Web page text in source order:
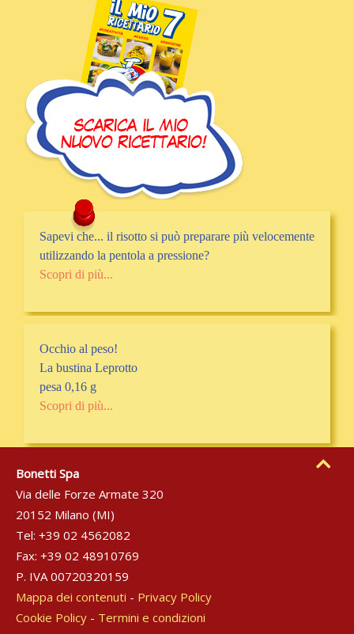
Sapevi che... il risotto si può preparare più velocemente
utilizzando la pentola a pressione?
Scopri di più...
Occhio al peso!
La bustina Leprotto
pesa 0,16 g
Scopri di più...
Bonetti Spa
Via delle Forze Armate 320
20152 Milano (MI)
Tel: +39 02 4562082
Fax: +39 02 48910769
P. IVA 00720320159
Mappa dei contenuti - Privacy Policy
Cookie Policy - Termini e condizioni